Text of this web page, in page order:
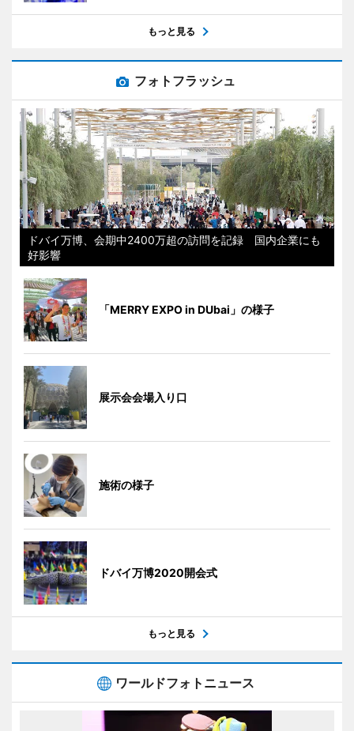
もっと見る
フォトフラッシュ
ドバイ万博、会期中2400万超の訪問を記録 国内企業にも
好影響
「MERRY EXPO in DUbai」の様子
展示会会場入り口
施術の様子
ドバイ万博2020開会式
もっと見る
ワールドフォトニュース